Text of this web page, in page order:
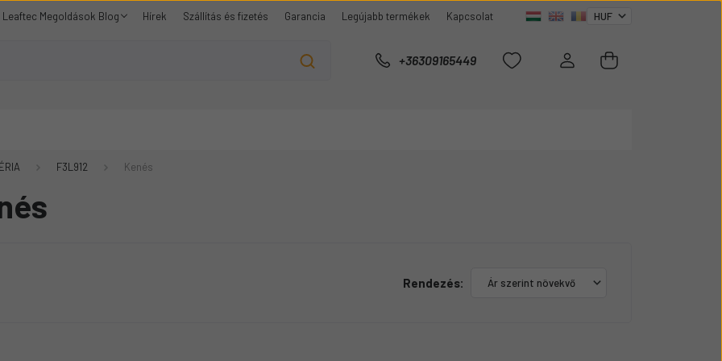
Leaftec Megoldások Blog Hírek Szállítás és fizetés Garancia Legújabb termékek Kapcsolat
+36309165449
F3L912 Kenés
Rendezés: